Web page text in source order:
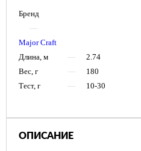
Бренд
—
Major Craft
Длина, м
—
2.74
Вес, г
—
180
Тест, г
— 10-30
ОПИСАНИЕ